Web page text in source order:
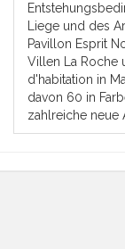
Liege und des
Pavillon Esprit
Villen La Roche
d'habitation in
davon 60 in
zahlreiche neue